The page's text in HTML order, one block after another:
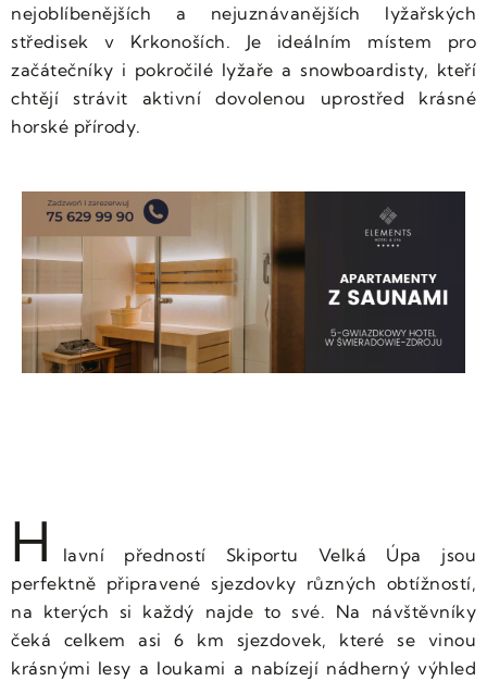
nejoblíbenějších a nejuznávanějších lyžařských
středisek v Krkonoších. Je ideálním místem pro
začátečníky i pokročilé lyžaře a snowboardisty, kteří
chtějí strávit aktivní dovolenou uprostřed krásné
horské přírody.
H
lavní předností Skiportu Velká Úpa jsou
perfektně připravené sjezdovky různých obtížností,
na kterých si každý najde to své. Na návštěvníky
čeká celkem asi 6 km sjezdovek, které se vinou
krásnými lesy a loukami a nabízejí nádherný výhled